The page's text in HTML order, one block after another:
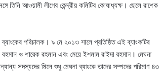
তিনি আওয়ামী লীগের কেন্দ্রীয় কমিটির কোষাধ্যক্ষ। ছেলে রাশেক
পরিচালক। ৯ মে ২০১৩ সালে প্রতিষ্ঠিত এই ব্যাংকটির
ও শারেক রহমান এবং মেয়ে ইশমাম রাইদা রহমান। মেঘনা
সদস্যদের মিলে শুধু মেঘনা ব্যাংকে তাদের সম্পদের পরিমাণ ৪৩